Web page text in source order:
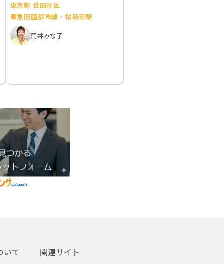
東京都 世田谷区
東急田園都市線・桜新町駅
荒井みな子
いて 関連サイト